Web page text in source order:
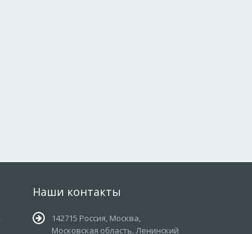
Наши контакты
142715 Россия, Москва,
Московская область, Ленинский